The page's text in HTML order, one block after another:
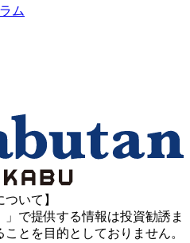
ム
いて】
で提供する情報は投資勧誘ま
とを目的としておりません。